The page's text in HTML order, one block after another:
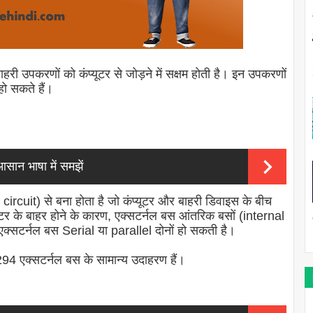
उपकरणों को कंप्यूटर से जोड़ने में सक्षम होती है। इन उपकरणों
सकते हैं।
भाषा में समझें
circuit) से बना होता है जो कंप्यूटर और बाहरी डिवाइस के बीच
के बाहर होने के कारण, एक्सटर्नल बस आंतरिक बसों (internal
बसSerial याparallel दोनों हो सकती है।
एक्सटर्नल बस के सामान्य उदाहरण हैं।